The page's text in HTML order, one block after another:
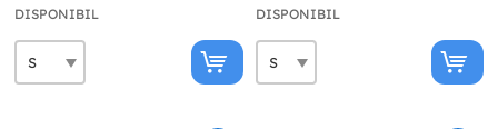
DISPONIBIL DISPONIBIL